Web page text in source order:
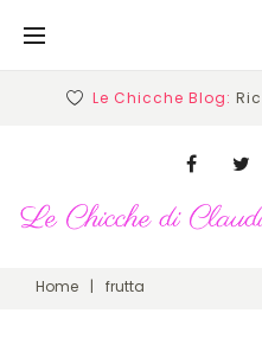
Le Chicche Blog:
Home | frutta